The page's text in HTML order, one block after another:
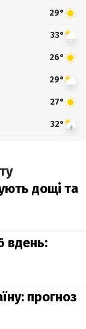
29°
33°
26°
29°
27°
32°
дощі та
вдень:
прогноз